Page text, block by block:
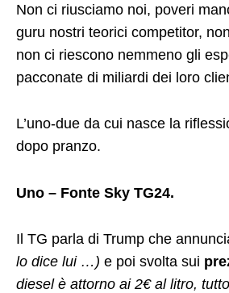
Non ci riusciamo noi, poveri
guru nostri teorici competitor,
non ci riescono nemmeno gli
pacconate di miliardi dei loro
L’uno-due da cui nasce la
dopo pranzo.
Uno – Fonte Sky TG24.
Il TG parla di Trump che
lo dice lui …) e poi svolta sui
diesel è attorno ai 2€ al litro,